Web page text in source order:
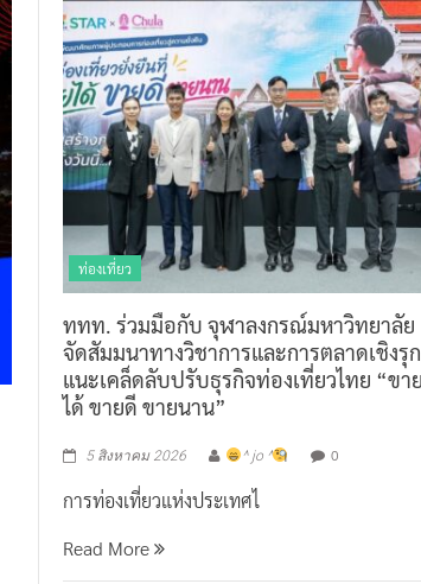
ท่องเที่ยว
ททท. ร่วมมือกับ จุฬาลงกรณ์มหาวิทยาลัย
จัดสัมมนาทางวิชาการและการตลาดเชิงรุก
แนะเคล็ดลับปรับธุรกิจท่องเที่ยวไทย “ขาย
ได้ ขายดี ขายนาน”
การท่องเที่ยวแห่งประเทศไ